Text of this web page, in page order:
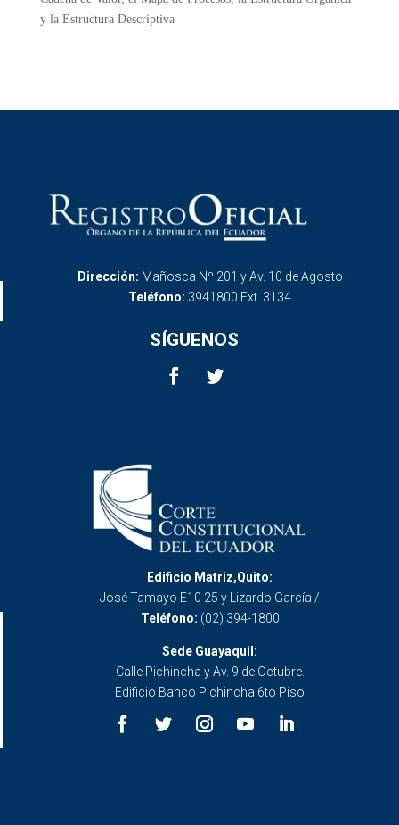
y la Estructura Descriptiva
Dirección: Mañosca Nº 201 y Av. 10 de Agosto
Teléfono: 3941800 Ext. 3134
SÍGUENOS
Edificio Matriz,Quito:
José Tamayo E10 25 y Lizardo García /
Teléfono: (02) 394-1800
Sede Guayaquil:
Calle Pichincha y Av. 9 de Octubre.
Edificio Banco Pichincha 6to Piso